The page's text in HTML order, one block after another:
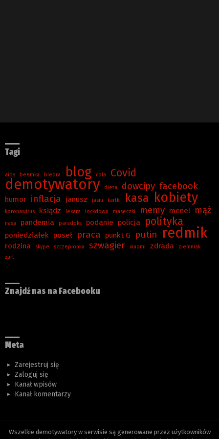
Tagi
aids beemka biedra blog cola Covid
demotywatory dieta dowcipy facebook
humor inflacja janusz jasiu kartki kasa kobiety
koronawirus ksiądz lekarz lockdown maseczki memy menel mąż
nasa pandemia paradoks podanie policja polityka
poniedziałek poseł praca punkt G putin redmik
rodzina skype szczepionka szwagier xiaomi zdrada
ziemniak
żart
Znajdź nas na Facebooku
Meta
Zarejestruj się
Zaloguj się
Kanał wpisów
Kanał komentarzy
Wszelkie demotywatory w serwisie są generowane przez użytkowników